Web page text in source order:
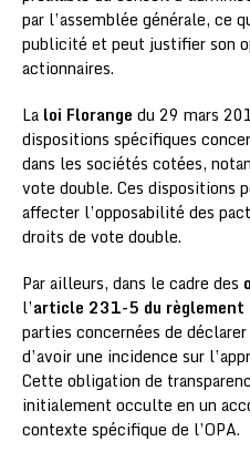
par l’assemblée générale, ce
publicité et peut justifier son
actionnaires.
La loi Florange du 29 mars
dispositions spécifiques
dans les sociétés cotées,
vote double. Ces dispositions
affecter l’opposabilité des
droits de vote double.
Par ailleurs, dans le cadre des
l’article 231-5 du règlement
parties concernées de
d’avoir une incidence sur
Cette obligation de
initialement occulte en un
contexte spécifique de l’OPA.